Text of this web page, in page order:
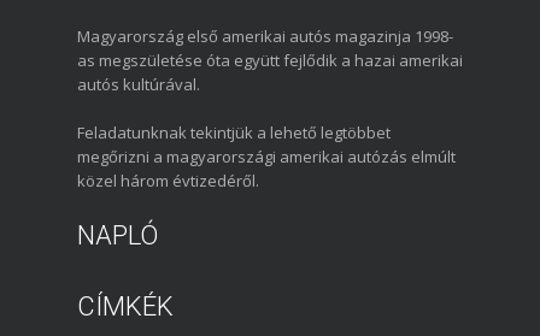
Magyarország első amerikai autós magazinja 1998-
as megszületése óta együtt fejlődik a hazai amerikai
autós kultúrával.
Feladatunknak tekintjük a lehető legtöbbet
megőrizni a magyarországi amerikai autózás elmúlt
közel három évtizedéről.
NAPLÓ
CÍMKÉK